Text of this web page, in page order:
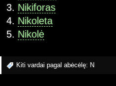
Nikiforas
Nikoleta
Nikolė
Kiti vardai pagal abėcėlę: N